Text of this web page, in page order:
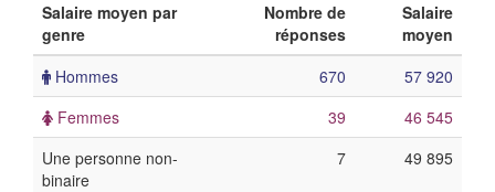
Salaire moyen par
genre
Nombre de
réponses
Salaire
moyen
Hommes
670
57 920
Femmes
39
46 545
Une personne non-
binaire
7 49 895